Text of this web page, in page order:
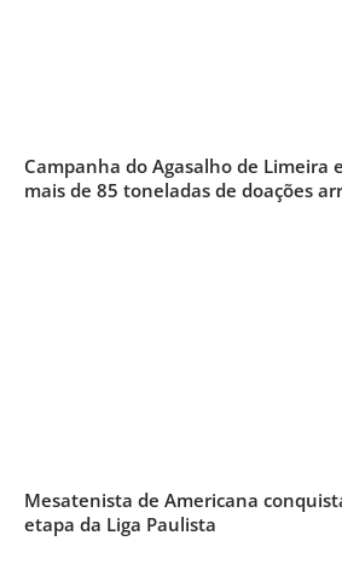
Campanha do Agasalho de Limeira
mais de 85 toneladas de doações
Mesatenista de Americana
etapa da Liga Paulista